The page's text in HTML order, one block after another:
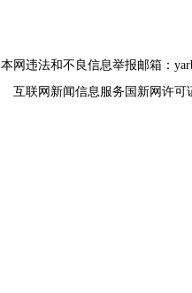
本网违法和不良信息举报邮箱：
互联网新闻信息服务国新网许可